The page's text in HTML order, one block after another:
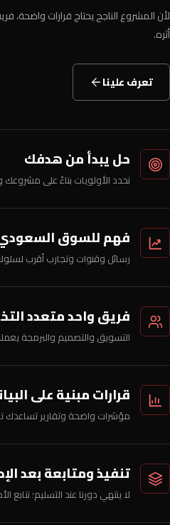
لأن المشروع الناجح يحتاج قرارات واضحة،
أثره.
تعرف علينا
حل يبدأ من هدفك
نحدد الأولويات بناءً على
فهم للسوق
رسائل وقنوات وتجارب أقرب
فريق واحد متعدد
التسويق والتصميم والبرمجة
قرارات مبنية على
مؤشرات واضحة وتقارير تساعدك
تنفيذ ومتابعة بعد
لا ينتهي دورنا عند التسليم؛ نتابع